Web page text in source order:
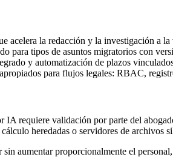
acelera la redacción y la investigación a
para tipos de asuntos migratorios con
y automatización de plazos
para flujos legales: RBAC,
IA requiere validación por parte del
heredadas o servidores de archivos
sin aumentar proporcionalmente el